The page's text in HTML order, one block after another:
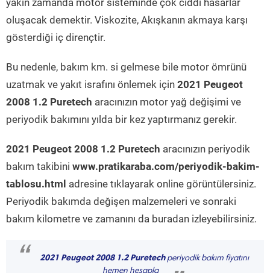
yakın zamanda motor sisteminde çok ciddi hasarlar
oluşacak demektir. Viskozite, Akışkanın akmaya karşı
gösterdiği iç dirençtir.
Bu nedenle, bakım km. si gelmese bile motor ömrünü
uzatmak ve yakıt israfını önlemek için 2021 Peugeot
2008 1.2 Puretech aracınızın motor yağ değişimi ve
periyodik bakımını yılda bir kez yaptırmanız gerekir.
2021 Peugeot 2008 1.2 Puretech aracınızın periyodik
bakım takibini www.pratikaraba.com/periyodik-bakim-
tablosu.html adresine tıklayarak online görüntülersiniz.
Periyodik bakımda değişen malzemeleri ve sonraki
bakım kilometre ve zamanını da buradan izleyebilirsiniz.
“ 2021 Peugeot 2008 1.2 Puretechperiyodik bakım fiyatını
hemen hesapla